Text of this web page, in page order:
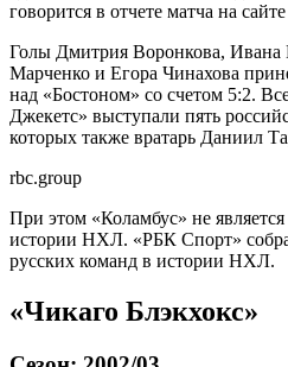
говорится в отчете матча на
Голы Дмитрия Воронкова, Ивана
Марченко и Егора Чинахова
над «Бостоном» со счетом 5:2.
Джекетс» выступали пять
которых также вратарь Даниил
rbc.group
При этом «Коламбус» не
истории НХЛ. «РБК Спорт»
русских команд в истории НХЛ.
«Чикаго Блэкхокс»